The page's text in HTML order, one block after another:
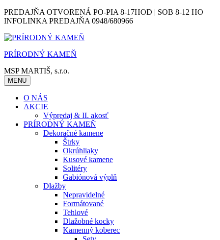
Skip
to
PREDAJŇA OTVORENÁ PO-PIA 8-17HOD | SOB 8-12 HO |
INFOLINKA PREDAJŇA 0948/680966
PRÍRODNÝ KAMEŇ
MSP MARTIŠ, s.r.o.
MENU
O NÁS
AKCIE
Výpredaj & II. akosť
PRÍRODNÝ KAMEŇ
Dekoračné kamene
Štrky
Okrúhliaky
Kusové kamene
Solitéry
Gabiónová výplň
Dlažby
Nepravidelné
Formátované
Tehlové
Dlažobné kocky
Kamenný koberec